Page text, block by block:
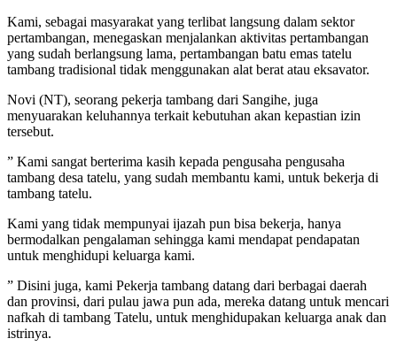
Kami, sebagai masyarakat yang terlibat langsung dalam sektor
pertambangan, menegaskan menjalankan aktivitas pertambangan
yang sudah berlangsung lama, pertambangan batu emas tatelu
tambang tradisional tidak menggunakan alat berat atau eksavator.
Novi (NT), seorang pekerja tambang dari Sangihe, juga
menyuarakan keluhannya terkait kebutuhan akan kepastian izin
tersebut.
” Kami sangat berterima kasih kepada pengusaha pengusaha
tambang desa tatelu, yang sudah membantu kami, untuk bekerja di
tambang tatelu.
Kami yang tidak mempunyai ijazah pun bisa bekerja, hanya
bermodalkan pengalaman sehingga kami mendapat pendapatan
untuk menghidupi keluarga kami.
” Disini juga, kami Pekerja tambang datang dari berbagai daerah
dan provinsi, dari pulau jawa pun ada, mereka datang untuk mencari
nafkah di tambang Tatelu, untuk menghidupakan keluarga anak dan
istrinya.